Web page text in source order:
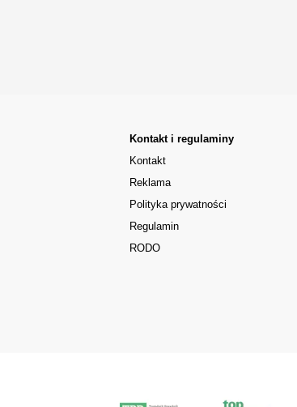
Kontakt i regulaminy
Kontakt
Reklama
Polityka prywatności
Regulamin
RODO